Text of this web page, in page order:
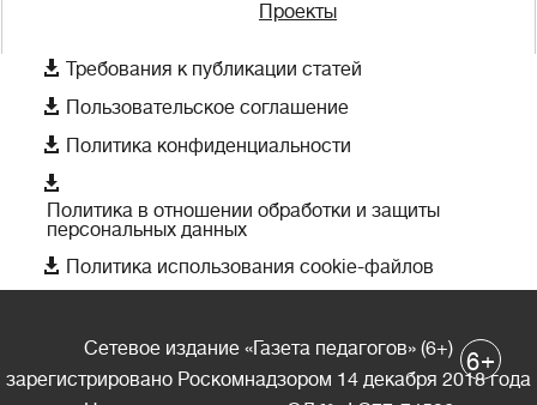
Проекты
 Требования к публикации статей
 Пользовательское соглашение
 Политика конфиденциальности

Политика в отношении обработки и защиты
персональных данных
 Политика использования cookie-файлов
Сетевое издание «Газета педагогов» (6+)
зарегистрировано Роскомнадзором 14 декабря 2018 года
6+